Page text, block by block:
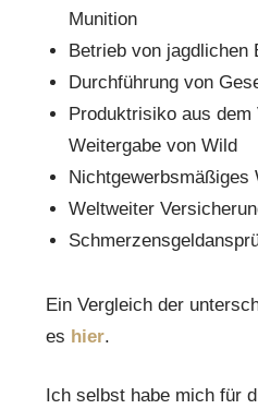
Munition
Betrieb von jagdlichen
Durchführung von
Produktrisiko aus dem
Weitergabe von Wild
Nichtgewerbsmäßiges
Weltweiter
Ein Vergleich der
es hier.
Ich selbst habe mich für